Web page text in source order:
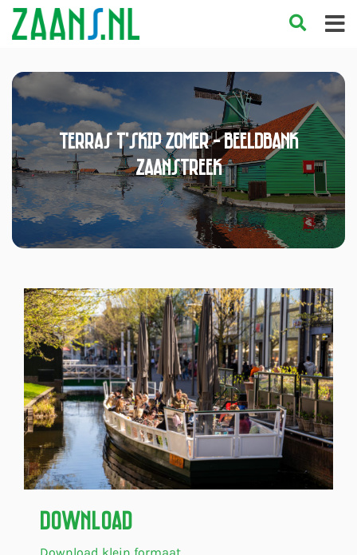
Terras t'Skip zomer - Beeldbank
Zaanstreek
Download
Download klein formaat